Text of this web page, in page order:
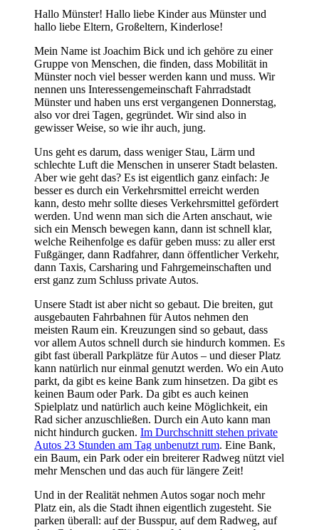
Hallo Münster! Hallo liebe Kinder aus Münster und
hallo liebe Eltern, Großeltern, Kinderlose!
Mein Name ist Joachim Bick und ich gehöre zu einer
Gruppe von Menschen, die finden, dass Mobilität in
Münster noch viel besser werden kann und muss. Wir
nennen uns Interessengemeinschaft Fahrradstadt
Münster und haben uns erst vergangenen Donnerstag,
also vor drei Tagen, gegründet. Wir sind also in
gewisser Weise, so wie ihr auch, jung.
Uns geht es darum, dass weniger Stau, Lärm und
schlechte Luft die Menschen in unserer Stadt belasten.
Aber wie geht das? Es ist eigentlich ganz einfach: Je
besser es durch ein Verkehrsmittel erreicht werden
kann, desto mehr sollte dieses Verkehrsmittel gefördert
werden. Und wenn man sich die Arten anschaut, wie
sich ein Mensch bewegen kann, dann ist schnell klar,
welche Reihenfolge es dafür geben muss: zu aller erst
Fußgänger, dann Radfahrer, dann öffentlicher Verkehr,
dann Taxis, Carsharing und Fahrgemeinschaften und
erst ganz zum Schluss private Autos.
Unsere Stadt ist aber nicht so gebaut. Die breiten, gut
ausgebauten Fahrbahnen für Autos nehmen den
meisten Raum ein. Kreuzungen sind so gebaut, dass
vor allem Autos schnell durch sie hindurch kommen. Es
gibt fast überall Parkplätze für Autos – und dieser Platz
kann natürlich nur einmal genutzt werden. Wo ein Auto
parkt, da gibt es keine Bank zum hinsetzen. Da gibt es
keinen Baum oder Park. Da gibt es auch keinen
Spielplatz und natürlich auch keine Möglichkeit, ein
Rad sicher anzuschließen. Durch ein Auto kann man
nicht hindurch gucken. Im Durchschnitt stehen private
Autos 23 Stunden am Tag unbenutzt rum. Eine Bank,
ein Baum, ein Park oder ein breiterer Radweg nützt viel
mehr Menschen und das auch für längere Zeit!
Und in der Realität nehmen Autos sogar noch mehr
Platz ein, als die Stadt ihnen eigentlich zugesteht. Sie
parken überall: auf der Busspur, auf dem Radweg, auf